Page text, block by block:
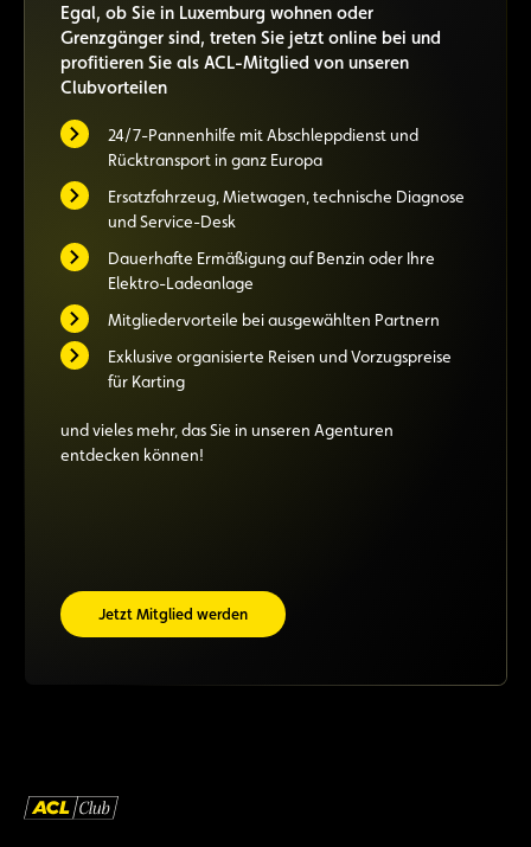
Egal, ob Sie in Luxemburg wohnen oder
Grenzgänger sind, treten Sie jetzt online bei und
profitieren Sie als ACL-Mitglied von unseren
Clubvorteilen
24/7-Pannenhilfe mit Abschleppdienst und
Rücktransport in ganz Europa
Ersatzfahrzeug, Mietwagen, technische Diagnose
und Service-Desk
Dauerhafte Ermäßigung auf Benzin oder Ihre
Elektro-Ladeanlage
Mitgliedervorteile bei ausgewählten Partnern
Exklusive organisierte Reisen und Vorzugspreise
für Karting
und vieles mehr, das Sie in unseren Agenturen
entdecken können!
Jetzt Mitglied werden